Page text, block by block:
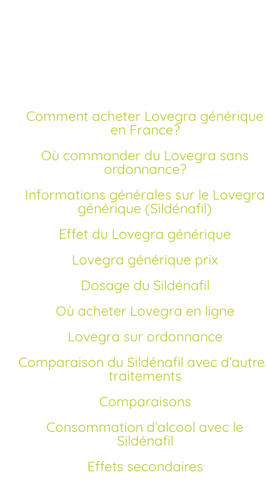
Comment acheter Lovegra générique
en France?
Où commander du Lovegra sans
ordonnance?
Informations générales sur le Lovegra
générique (Sildénafil)
Effet du Lovegra générique
Lovegra générique prix
Dosage du Sildénafil
Où acheter Lovegra en ligne
Lovegra sur ordonnance
Comparaison du Sildénafil avec d’autres
traitements
Comparaisons
Consommation d’alcool avec le
Sildénafil
Effets secondaires